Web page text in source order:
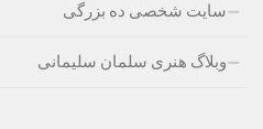
سایت شخصی ده بزرگی
وبلاگ هنری سلمان سلیمانی